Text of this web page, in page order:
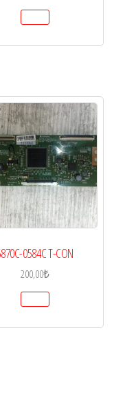
0584C T-CON
200,00₺